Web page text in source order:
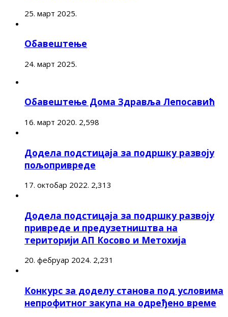
25. март 2025.
Обавештење
24. март 2025.
Обавештење Дома Здравља Лепосавић
16. март 2020. 2,598
Додела подстицаја за подршку развоју
пољопривреде
17. октобар 2022. 2,313
Додела подстицаја за подршку развоју
привреде и предузетништва на
територији АП Косово и Метохија
20. фебруар 2024. 2,231
Конкурс за доделу станова под условима
непрофитног закупа на одређено време